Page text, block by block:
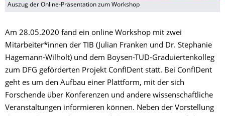
Auszug der Online-Präsentation zum Workshop
Am 28.05.2020 fand ein online Workshop mit zwei
Mitarbeiter*innen der TIB (Julian Franken und Dr. Stephanie
Hagemann-Wilholt) und dem Boysen-TUD-Graduiertenkolleg
zum DFG geförderten Projekt ConfIDent statt. Bei ConfIDent
geht es um den Aufbau einer Plattform, mit der sich
Forschende über Konferenzen und andere wissenschaftliche
Veranstaltungen informieren können. Neben der Vorstellung